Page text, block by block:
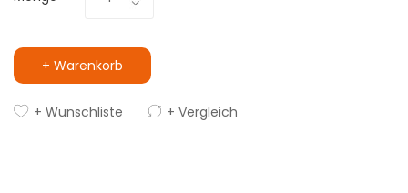
+ Warenkorb
+ Wunschliste + Vergleich